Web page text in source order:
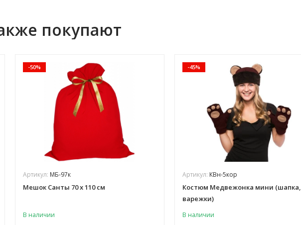
покупают
-50%
Артикул: МБ-97к
Мешок Санты 70 х 110 см
В наличии
-45%
Артикул: КВн-5кор
Костюм Медвежонка мини (шапка,
варежки)
В наличии